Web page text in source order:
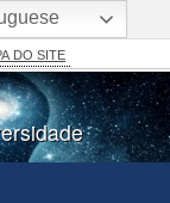
BR
informação
DO SITE